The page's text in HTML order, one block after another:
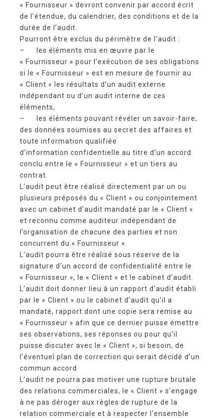
« Fournisseur » devront convenir par accord écrit
de l’étendue, du calendrier, des conditions et de la
durée de l’audit.
Pourront être exclus du périmètre de l’audit :
– les éléments mis en œuvre par le
« Fournisseur » pour l’exécution de ses obligations
si le « Fournisseur » est en mesure de fournir au
« Client » les résultats d’un audit externe
indépendant ou d’un audit interne de ces
éléments,
– les éléments pouvant révéler un savoir-faire,
des données soumises au secret des affaires et
toute information qualifiée
d’information confidentielle au titre d’un accord
conclu entre le « Fournisseur » et un tiers au
contrat.
L’audit peut être réalisé directement par un ou
plusieurs préposés du « Client » ou conjointement
avec un cabinet d’audit mandaté par le « Client »
et reconnu comme auditeur indépendant de
l’organisation de chacune des parties et non
concurrent du « Fournisseur ».
L’audit pourra être réalisé sous réserve de la
signature d’un accord de confidentialité entre le
« Fournisseur », le « Client » et le cabinet d’audit.
L’audit doit donner lieu à un rapport d’audit établi
par le « Client » ou le cabinet d’audit qu’il a
mandaté, rapport dont une copie sera remise au
« Fournisseur » afin que ce dernier puisse émettre
ses observations, ses réponses ou pour qu’il
puisse discuter avec le « Client », si besoin, de
l’éventuel plan de correction qui serait décidé d’un
commun accord.
L’audit ne pourra pas motiver une rupture brutale
des relations commerciales, le « Client » s’engage
à ne pas déroger aux règles de rupture de la
relation commerciale et à respecter l’ensemble